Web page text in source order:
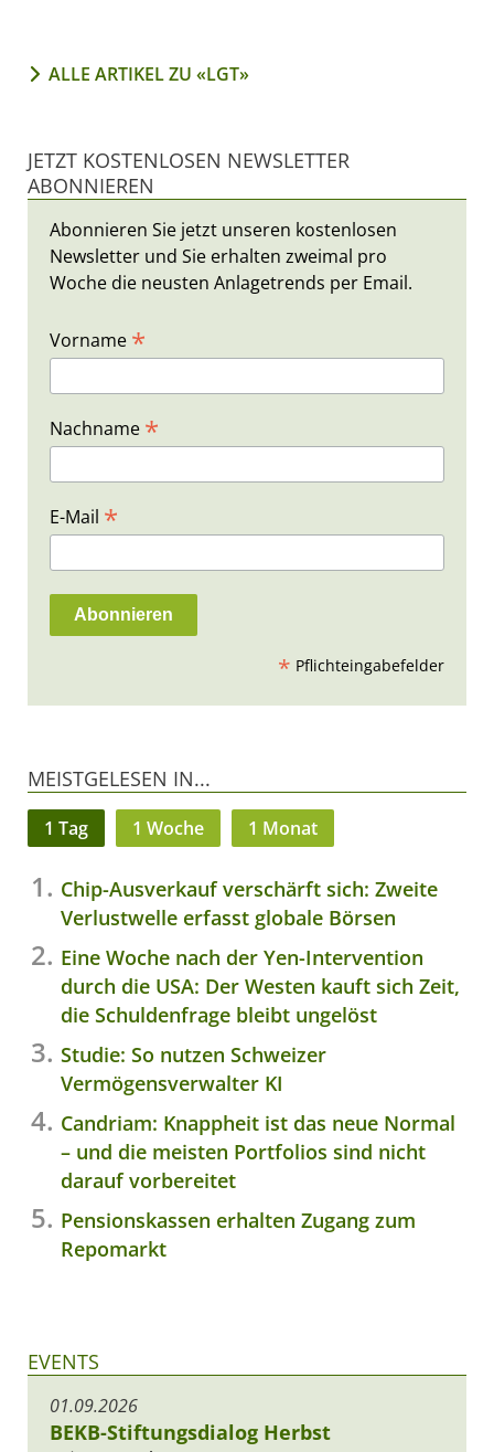
ALLE ARTIKEL ZU «LGT»
JETZT KOSTENLOSEN NEWSLETTER
ABONNIEREN
Abonnieren Sie jetzt unseren kostenlosen
Newsletter und Sie erhalten zweimal pro
Woche die neusten Anlagetrends per Email.
Vorname *
Nachname *
E-Mail *
* Pflichteingabefelder
MEISTGELESEN IN...
1 Tag 1 Woche 1 Monat
Chip-Ausverkauf verschärft sich: Zweite
Verlustwelle erfasst globale Börsen
Eine Woche nach der Yen-Intervention
durch die USA: Der Westen kauft sich Zeit,
die Schuldenfrage bleibt ungelöst
Studie: So nutzen Schweizer
Vermögensverwalter KI
Candriam: Knappheit ist das neue Normal
– und die meisten Portfolios sind nicht
darauf vorbereitet
Pensionskassen erhalten Zugang zum
Repomarkt
EVENTS
01.09.2026
BEKB-Stiftungsdialog Herbst